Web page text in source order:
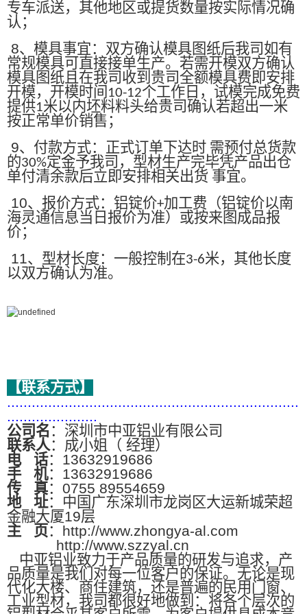
专车派送，其他地区或提货数量按实际情况确
认；
8、模具事宜：双方确认模具图纸后我司如有
常规模具可直接接单生产。若需开模双方确认
模具图纸且在我司收到贵司全额模具费即安排
开模，开模时间 10-12个工作日，试模完成免费
提供1米以内坯料料头给贵司确认若超出一米
按正常单价销售；
9、付款方式：正式订单下达时 需预付总货款
的30%定金予我司，型材生产完毕凭产品出仓
单付清余款后立即安排相关出货 事宜。
10、报价方式：铝锭价+加工费（铝锭价以南
海灵通信息当日报价为准）或按来图成品报
价；
11、型材长度：一般控制在3-6米，其他长度
以双方确认为准。
【联系方式】
.......................................................................
......................
公司名 ：深圳市中亚铝业有限公司
联系人：成小姐（ 经理）
电
话：13632919686
手 机：13632919686
传
真：0755 89554659
地
址：中国广东深圳市龙岗区大运新城荣超
金融大厦19层
主
页：http://www.zhongya-al.com
http://www.szzyal.cn
中亚铝业致力于产品质量的研发与追求，产
品质量是我们对每一位客户的保证。无论是现
代化大楼、商住建筑，还是普遍的民用门窗、
工业型材，我司都很好地做到：将各个层次的